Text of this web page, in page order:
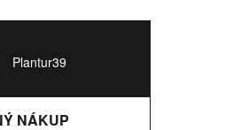
Plantur39
NÁKUP